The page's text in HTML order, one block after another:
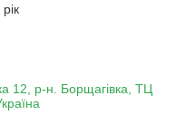
12, р-н. Борщагівка, ТЦ